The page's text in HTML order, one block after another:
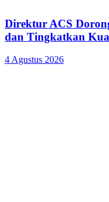
Direktur ACS
dan Tingkatkan
4 Agustus 2026